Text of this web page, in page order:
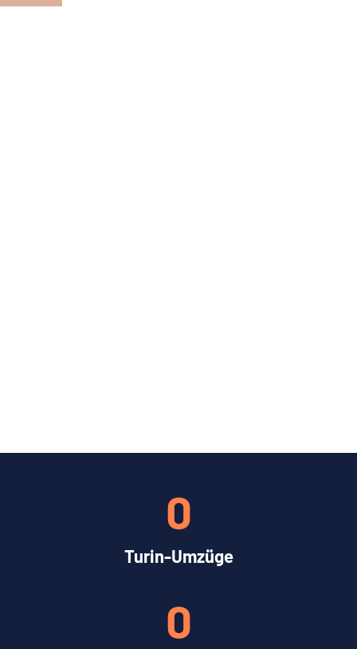
Turin-Umzüge
0
0